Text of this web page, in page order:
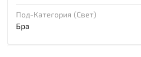
Под-Категория (Свет)
Бра